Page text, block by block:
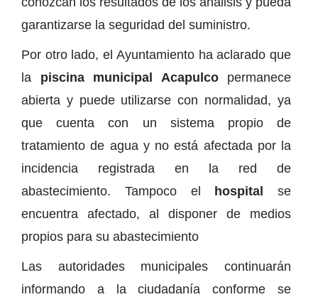
garantizarse la seguridad del suministro.
Por otro lado, el Ayuntamiento ha aclarado que
la piscina municipal Acapulcopermanece
abierta y puede utilizarse con normalidad, ya
que cuenta con un sistema propio de
tratamiento de agua y no está afectada por la
incidencia registrada en la red de
abastecimiento. Tampoco el hospital se
encuentra afectado, al disponer de medios
propios para su abastecimiento
Las autoridades municipales continuarán
informando a la ciudadanía conforme se